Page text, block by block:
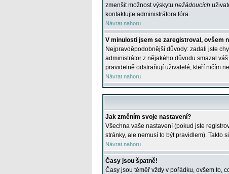
zmenšit možnost výskytu nežádoucích
kontaktujte administrátora fóra.
Návrat nahoru
V minulosti jsem se zaregistroval, ovšem
Nejpravděpodobnější důvody: zadali jste
administrátor z nějakého důvodu smazal
pravidelně odstraňují uživatelé, kteří ničím
Návrat nahoru
Jak změním svoje nastavení?
Všechna vaše nastavení (pokud jste
stránky, ale nemusí to být pravidlem). Takto
Návrat nahoru
Časy jsou špatně!
Časy jsou téměř vždy v pořádku, ovšem to,